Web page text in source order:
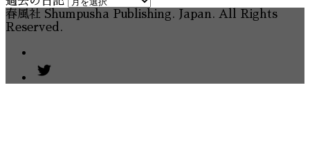
春風社 Shumpusha Publishing. Japan. All Rights
Reserved.